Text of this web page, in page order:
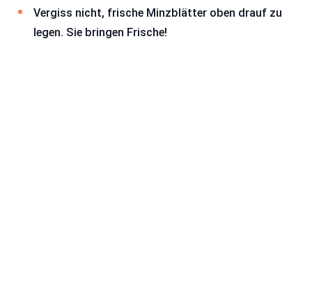
Vergiss nicht, frische Minzblätter oben drauf zu
legen. Sie bringen Frische!